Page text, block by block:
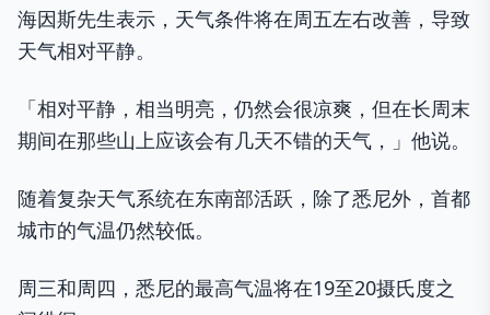
海因斯先生表示，天气条件将在周五左右改善，导致
天气相对平静。
「相对平静，相当明亮，仍然会很凉爽，但在长周末
期间在那些山上应该会有几天不错的天气，」他说。
随着复杂天气系统在东南部活跃，除了悉尼外，首都
城市的气温仍然较低。
周三和周四，悉尼的最高气温将在19至20摄氏度之